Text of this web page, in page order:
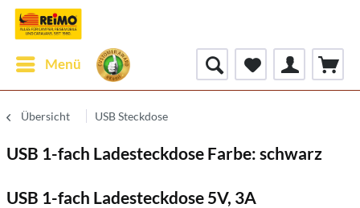
Menü
Übersicht USB Steckdose
USB 1-fach Ladesteckdose Farbe: schwarz
USB 1-fach Ladesteckdose 5V, 3A